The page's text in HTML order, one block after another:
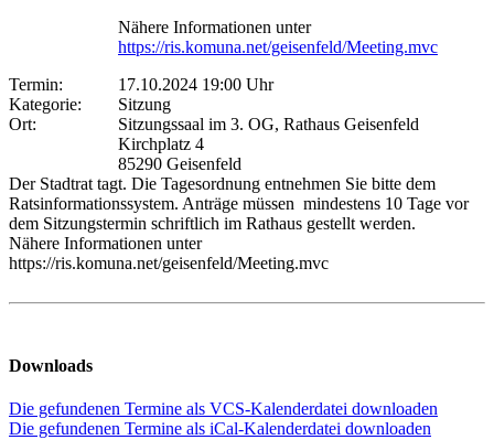
Nähere Informationen unter
https://ris.komuna.net/geisenfeld/Meeting.mvc
Termin:
17.10.2024 19:00 Uhr
Kategorie:
Sitzung
Ort:
Sitzungssaal im 3. OG, Rathaus Geisenfeld
Kirchplatz 4
85290 Geisenfeld
Der Stadtrat tagt. Die Tagesordnung entnehmen Sie bitte dem
Ratsinformationssystem. Anträge müssen mindestens 10 Tage vor
dem Sitzungstermin schriftlich im Rathaus gestellt werden.
Nähere Informationen unter
https://ris.komuna.net/geisenfeld/Meeting.mvc
Downloads
Die gefundenen Termine als VCS-Kalenderdatei downloaden
Die gefundenen Termine als iCal-Kalenderdatei downloaden